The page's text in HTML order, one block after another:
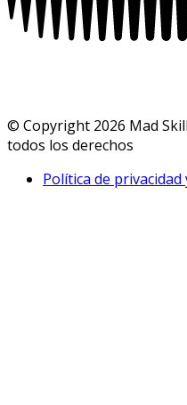
© Copyright 2026 Mad
todos los derechos
Política de